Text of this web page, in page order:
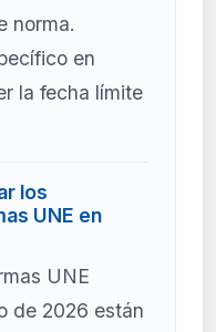
norma.
en
la fecha límite
los
UNE en
UNE
de 2026 están